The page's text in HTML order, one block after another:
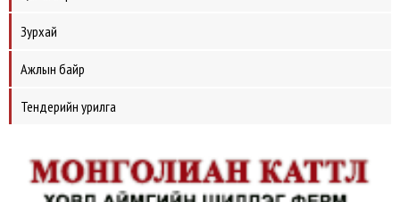
Зурхай
Ажлын байр
Тендерийн урилга